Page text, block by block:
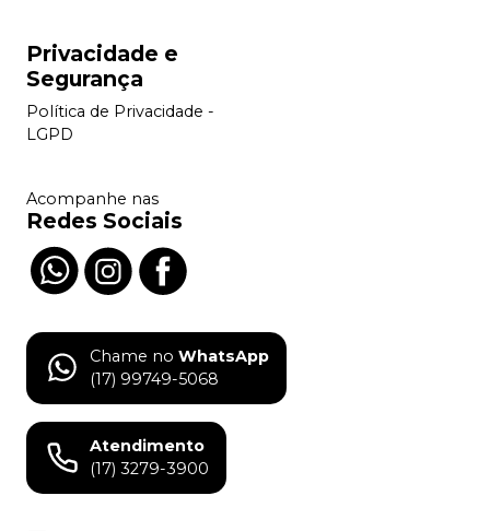
Privacidade e
Segurança
Política de Privacidade -
LGPD
Acompanhe nas
Redes Sociais
Chame no WhatsApp
(17) 99749-5068
Atendimento
(17) 3279-3900